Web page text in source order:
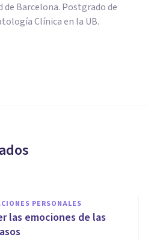
de Barcelona. Postgrado de
Clínica en la UB.
PERSONALES
las emociones de las